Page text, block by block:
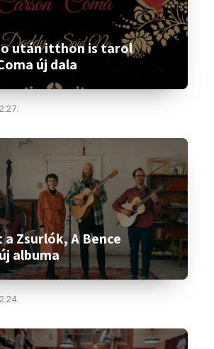
után itthon is tarol
új dala
Zsurlók, A Bence
albuma